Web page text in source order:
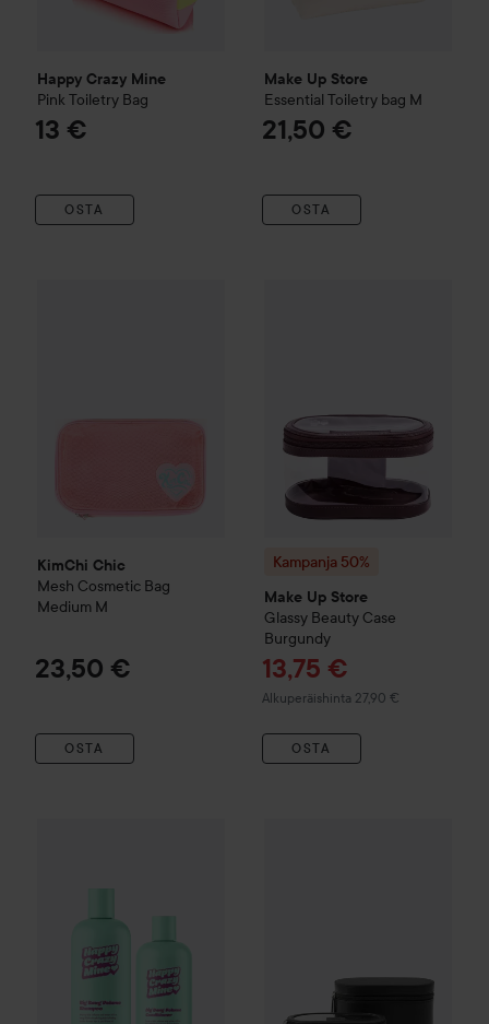
Happy Crazy Mine
Pink Toiletry Bag
13 €
OSTA
Make Up Store
Essential Toiletry bag M
21,50 €
OSTA
KimChi Chic
Mesh Cosmetic Bag
Medium M
23,50 €
OSTA
Kampanja 50%
Make Up Store
Glassy Beauty Case
Burgundy
Tarjoushinta
13,75 €
Alkuperäishinta 27,90 €
Normaali hinta 27,90 €
OSTA